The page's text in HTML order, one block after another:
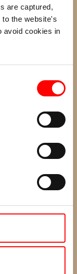
are captured,
to the website's
avoid cookies in
Puro